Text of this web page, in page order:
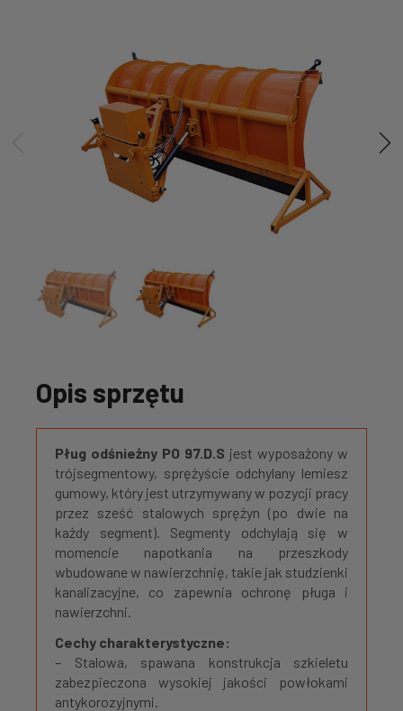
Opis sprzętu
Pług odśnieżny PO 97.D.S jest wyposażony w
trójsegmentowy, sprężyście odchylany lemiesz
gumowy, który jest utrzymywany w pozycji pracy
przez sześć stalowych sprężyn (po dwie na
każdy segment). Segmenty odchylają się w
momencie napotkania na przeszkody
wbudowane w nawierzchnię, takie jak studzienki
kanalizacyjne, co zapewnia ochronę pługa i
nawierzchni.
Cechy charakterystyczne:
– Stalowa, spawana konstrukcja szkieletu
zabezpieczona wysokiej jakości powłokami
antykorozyjnymi.